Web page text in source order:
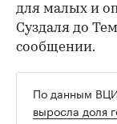
для малых и
Суздаля до
сообщении.
По данным
выросла доля